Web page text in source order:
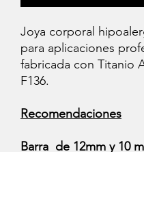
Joya corporal
para aplicaciones
fabricada con Titanio
F136.
Recomendaciones
Barra de 12mm y 10